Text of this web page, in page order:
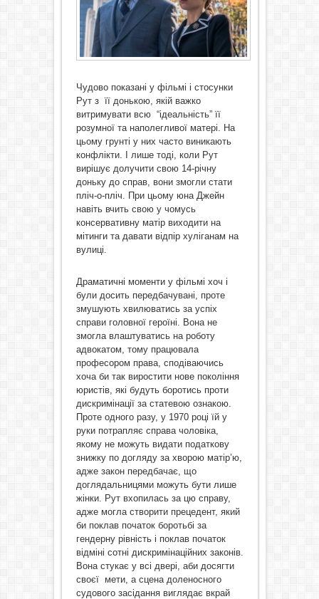
Чудово показані у фільмі і стосунки
Рут з її донькою, якій важко
витримувати всю “ідеальність” її
розумної та наполегливої матері. На
цьому грунті у них часто виникають
конфлікти. І лише тоді, коли Рут
вирішує долучити свою 14-річну
доньку до справ, вони змогли стати
пліч-о-пліч. При цьому юна Джейн
навіть вчить свою у чомусь
консервативну матір виходити на
мітинги та давати відпір хуліганам на
вулиці.
Драматичні моменти у фільмі хоч і
були досить передбачувані, проте
змушують хвилюватись за успіх
справи головної героїні. Вона не
змогла влаштуватись на роботу
адвокатом, тому працювала
професором права, сподіваючись
хоча би так виростити нове покоління
юристів, які будуть боротись проти
дискримінації за статевою ознакою.
Проте одного разу, у 1970 році їй у
руки потрапляє справа чоловіка,
якому не можуть видати податкову
знижку по догляду за хворою матір’ю,
адже закон передбачає, що
доглядальницями можуть бути лише
жінки. Рут вхопилась за цю справу,
адже могла створити прецедент, який
би поклав початок боротьбі за
гендерну рівність і поклав початок
відміні сотні дискримінаційних законів.
Вона стукає у всі двері, аби досягти
своєї мети, а сцена доленосного
судового засідання виглядає вкрай